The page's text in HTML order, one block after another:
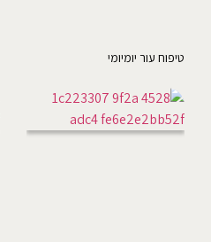
טיפוח עור יומיומי